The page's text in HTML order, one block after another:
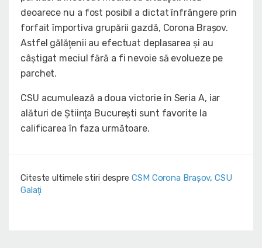
deoarece nu a fost posibil a dictat înfrângere prin
forfait împortiva grupării gazdă, Corona Braşov.
Astfel gălăţenii au efectuat deplasarea şi au
câştigat meciul fără a fi nevoie să evolueze pe
parchet.
CSU acumulează a doua victorie în Seria A, iar
alături de Ştiinţa Bucureşti sunt favorite la
calificarea în faza următoare.
Citeste ultimele stiri despre CSM Corona Braşov,CSU
Galaţi